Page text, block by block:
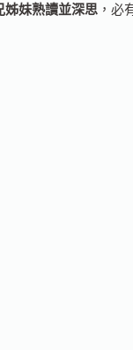
姊妹熟讀並深思 ，必